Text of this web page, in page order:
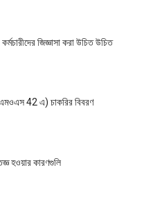
জিজ্ঞাসা করা উচিত উচিত
42 এ) চাকরির বিবরণ
হওয়ার কারণগুলি